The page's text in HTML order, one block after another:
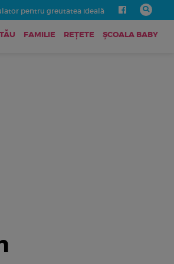
pentru greutatea ideală
FAMILIE REȚETE ȘCOALA BABY